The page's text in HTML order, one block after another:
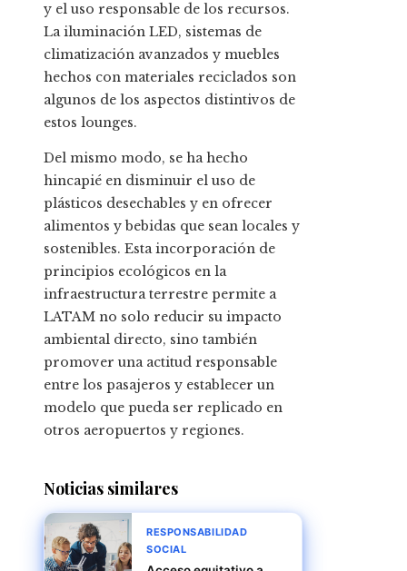
y el uso responsable de los recursos.
La iluminación LED, sistemas de
climatización avanzados y muebles
hechos con materiales reciclados son
algunos de los aspectos distintivos de
estos lounges.
Del mismo modo, se ha hecho
hincapié en disminuir el uso de
plásticos desechables y en ofrecer
alimentos y bebidas que sean locales y
sostenibles. Esta incorporación de
principios ecológicos en la
infraestructura terrestre permite a
LATAM no solo reducir su impacto
ambiental directo, sino también
promover una actitud responsable
entre los pasajeros y establecer un
modelo que pueda ser replicado en
otros aeropuertos y regiones.
Noticias similares
RESPONSABILIDAD
SOCIAL